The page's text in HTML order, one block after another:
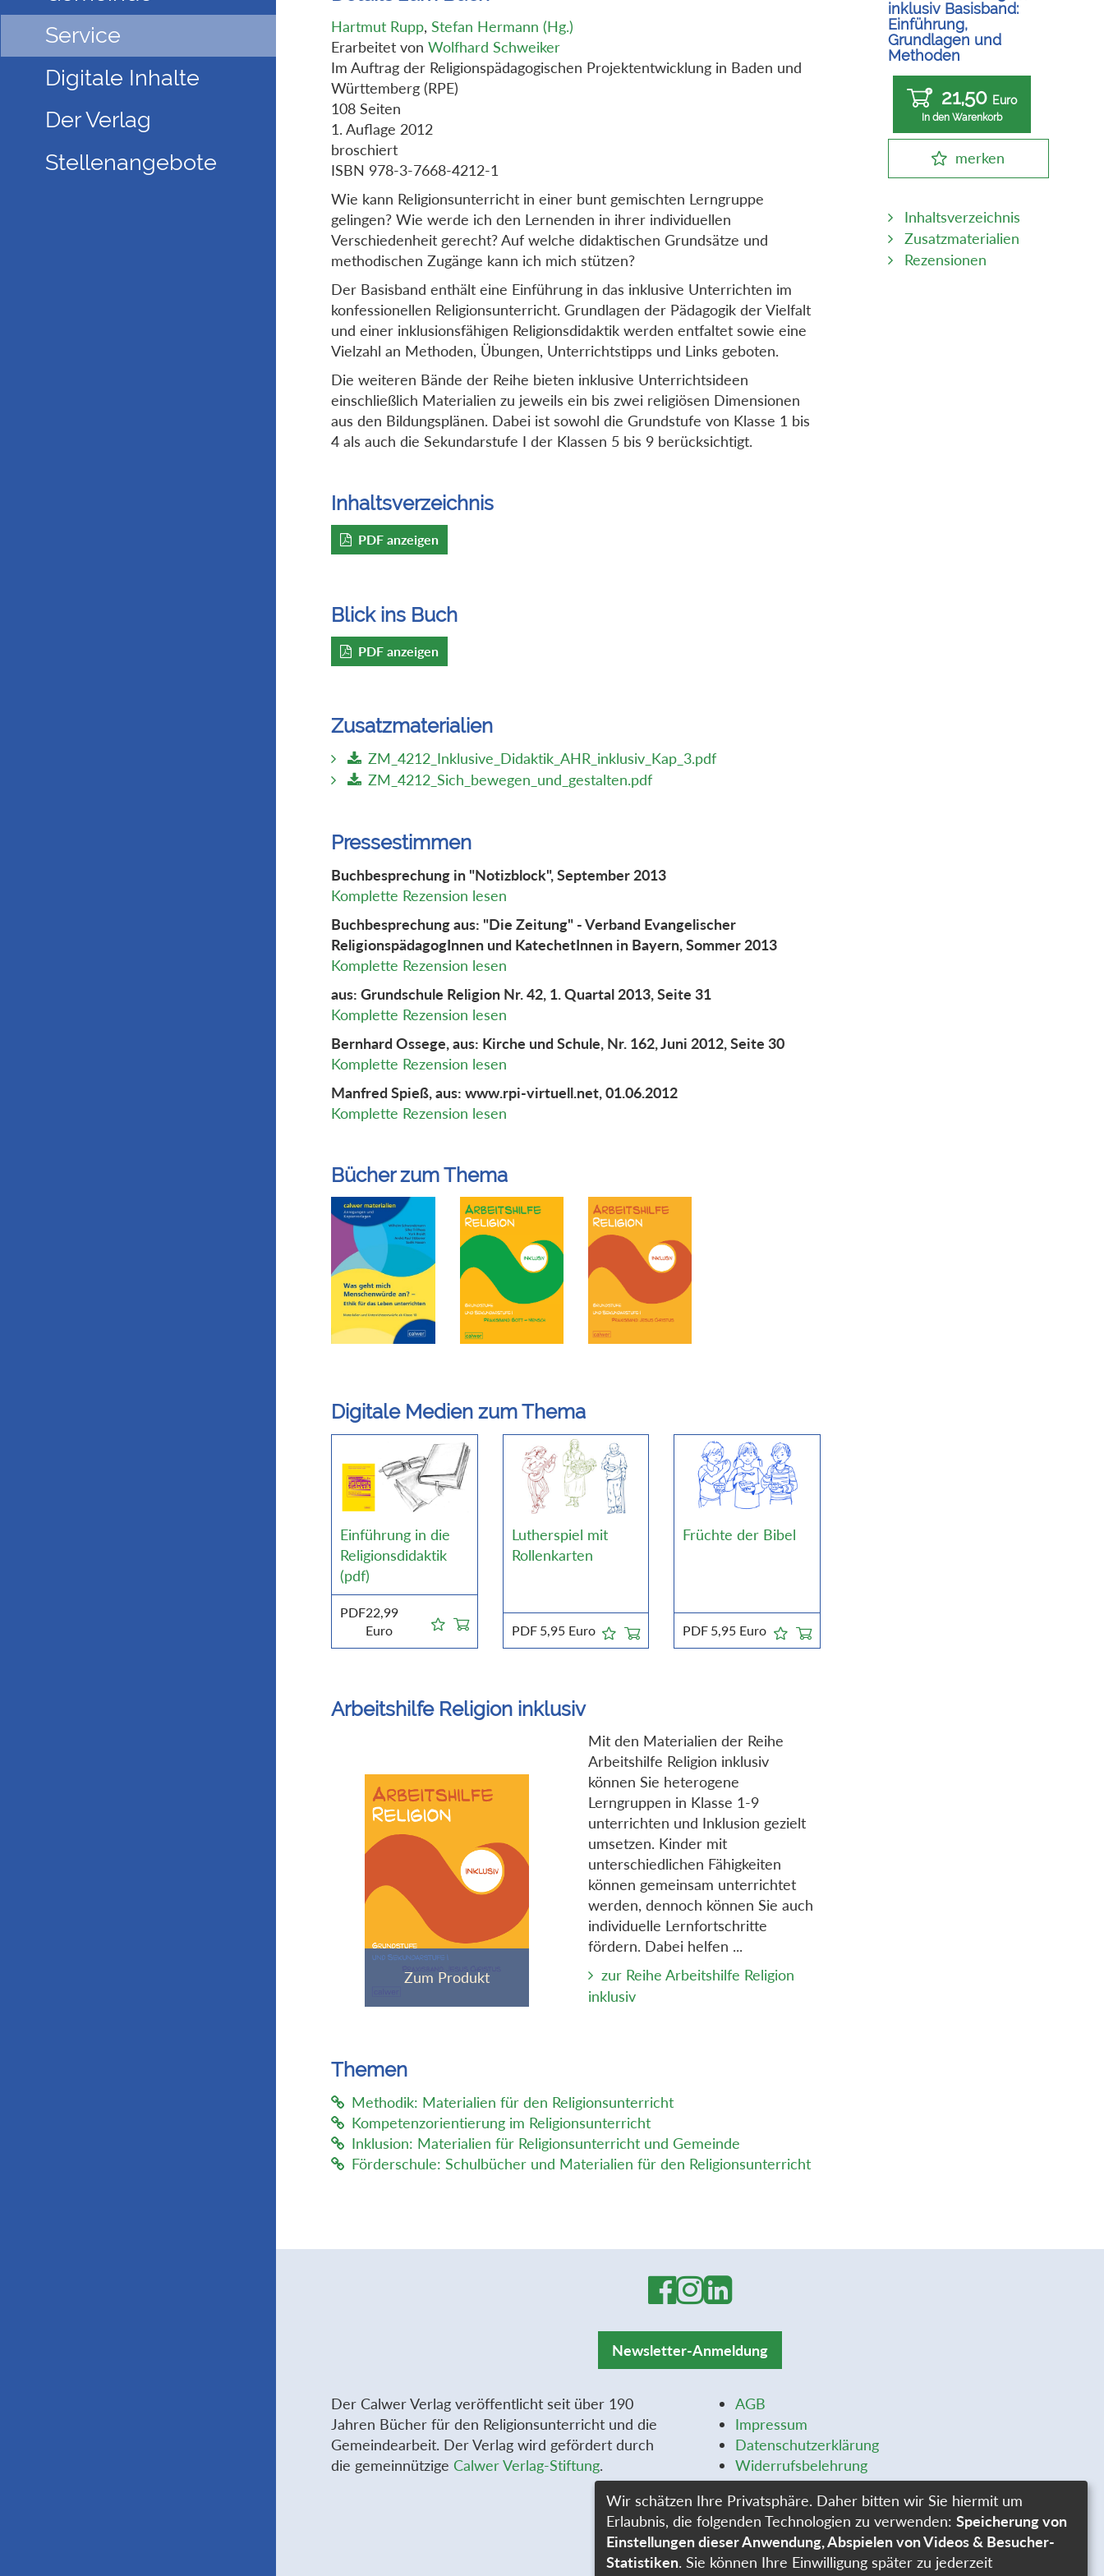
Service
Digitale Inhalte
Der Verlag
Stellenangebote
Hartmut Rupp,Stefan Hermann (Hg.)
Erarbeitet vonWolfhard Schweiker
Im Auftrag der Religionspädagogischen Projektentwicklung in Baden und
Württemberg (RPE)
108 Seiten
1. Auflage 2012
broschiert
ISBN 978-3-7668-4212-1
Wie kann Religionsunterricht in einer bunt gemischten Lerngruppe
gelingen? Wie werde ich den Lernenden in ihrer individuellen
Verschiedenheit gerecht? Auf welche didaktischen Grundsätze und
methodischen Zugänge kann ich mich stützen?
Der Basisband enthält eine Einführung in das inklusive Unterrichten im
konfessionellen Religionsunterricht. Grundlagen der Pädagogik der Vielfalt
und einer inklusionsfähigen Religionsdidaktik werden entfaltet sowie eine
Vielzahl an Methoden, Übungen, Unterrichtstipps und Links geboten.
Die weiteren Bände der Reihe bieten inklusive Unterrichtsideen
einschließlich Materialien zu jeweils ein bis zwei religiösen Dimensionen
aus den Bildungsplänen. Dabei ist sowohl die Grundstufe von Klasse 1 bis
4 als auch die Sekundarstufe I der Klassen 5 bis 9 berücksichtigt.
Inhaltsverzeichnis
PDF anzeigen
Blick ins Buch
PDF anzeigen
Zusatzmaterialien
ZM_4212_Inklusive_Didaktik_AHR_inklusiv_Kap_3.pdf
ZM_4212_Sich_bewegen_und_gestalten.pdf
Pressestimmen
Buchbesprechung in "Notizblock", September 2013
Komplette Rezension lesen
Buchbesprechung aus: "Die Zeitung" - Verband Evangelischer
ReligionspädagogInnen und KatechetInnen in Bayern, Sommer 2013
Komplette Rezension lesen
aus: Grundschule Religion Nr. 42, 1. Quartal 2013, Seite 31
Komplette Rezension lesen
Bernhard Ossege, aus: Kirche und Schule, Nr. 162, Juni 2012, Seite 30
Komplette Rezension lesen
Manfred Spieß, aus: www.rpi-virtuell.net, 01.06.2012
Komplette Rezension lesen
Bücher zum Thema
Digitale Medien zum Thema
Einführung in die
Religionsdidaktik
(pdf)
PDF22,99
Euro
Lutherspiel mit
Rollenkarten
PDF 5,95 Euro
Früchte der Bibel
PDF 5,95 Euro
Arbeitshilfe Religion inklusiv
Mit den Materialien der Reihe
Arbeitshilfe Religion inklusiv
können Sie heterogene
Lerngruppen in Klasse 1-9
unterrichten und Inklusion gezielt
umsetzen. Kinder mit
unterschiedlichen Fähigkeiten
können gemeinsam unterrichtet
werden, dennoch können Sie auch
individuelle Lernfortschritte
fördern. Dabei helfen ...
zur Reihe Arbeitshilfe Religion
inklusiv
Themen
Methodik: Materialien für den Religionsunterricht
Kompetenzorientierung im Religionsunterricht
Inklusion: Materialien für Religionsunterricht und Gemeinde
Förderschule: Schulbücher und Materialien für den Religionsunterricht
inklusiv Basisband:
Einführung,
Grundlagen und
Methoden
21,50 Euro
In den Warenkorb
merken
Inhaltsverzeichnis
Zusatzmaterialien
Rezensionen
Newsletter-Anmeldung
Der Calwer Verlag veröffentlicht seit über 190
Jahren Bücher für den Religionsunterricht und die
Gemeindearbeit. Der Verlag wird gefördert durch
die gemeinnützige Calwer Verlag-Stiftung.
AGB
Impressum
Datenschutzerklärung
Widerrufsbelehrung
Widerrufsformular
Stellenangebote
Cookie-Einstellungen
Wir schätzen Ihre Privatsphäre. Daher bitten wir Sie hiermit um
Erlaubnis, die folgenden Technologien zu verwenden: Speicherung von
Einstellungen dieser Anwendung, Abspielen von Videos & Besucher-
Statistiken. Sie können Ihre Einwilligung später zu jederzeit